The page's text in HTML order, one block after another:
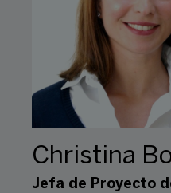
Christina
Jefa de Proyecto